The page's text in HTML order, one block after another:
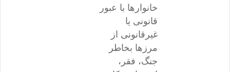
خانوارها با عبور
قانونی یا
غیرقانونی از
مرزها بخاطر
جنگ، فقر،